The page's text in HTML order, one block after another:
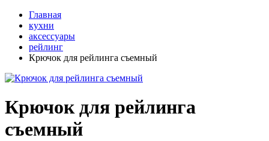
Главная
кухни
аксессуары
рейлинг
Крючок для рейлинга съемный
Крючок для рейлинга
съемный